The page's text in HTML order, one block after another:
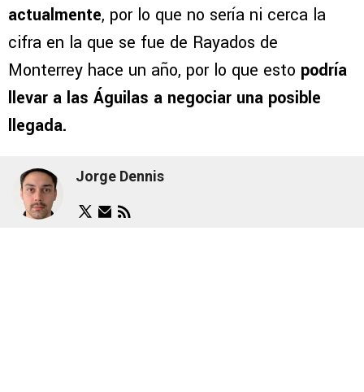
actualmente, por lo que no sería ni cerca la
cifra en la que se fue de Rayados de
Monterrey hace un año, por lo que esto podría
llevar a las Águilas a negociar una posible
llegada.
Jorge Dennis